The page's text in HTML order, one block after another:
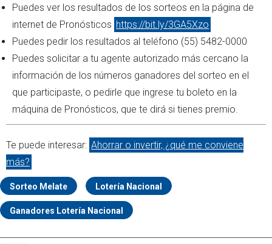
Puedes ver los resultados de los sorteos en la página de
internet de Pronósticos https://bit.ly/3GA5Xzo
Puedes pedir los resultados al teléfono (55) 5482-0000
Puedes solicitar a tu agente autorizado más cercano la
información de los números ganadores del sorteo en el
que participaste, o pedirle que ingrese tu boleto en la
máquina de Pronósticos, que te dirá si tienes premio.
Te puede interesar: Ahorrar o invertir, ¿qué me conviene
más?
Sorteo Melate Lotería Nacional
Ganadores Lotería Nacional